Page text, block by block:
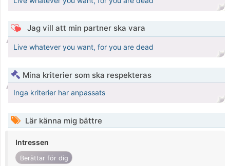
Jag vill att min partner ska vara
Live whatever you want, for you are dead
Mina kriterier som ska respekteras
Inga kriterier har anpassats
Lär känna mig bättre
Intressen
Berättar för dig